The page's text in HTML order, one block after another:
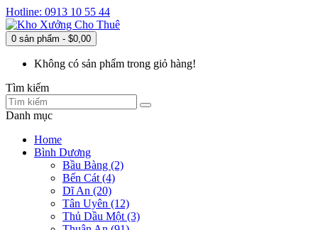
Hotline: 0913 10 55 44
0 sản phẩm - $0,00
Không có sản phẩm trong giỏ hàng!
Tìm kiếm
Danh mục
Home
Bình Dương
Bầu Bàng (2)
Bến Cát (4)
Dĩ An (20)
Tân Uyên (12)
Thủ Dầu Một (3)